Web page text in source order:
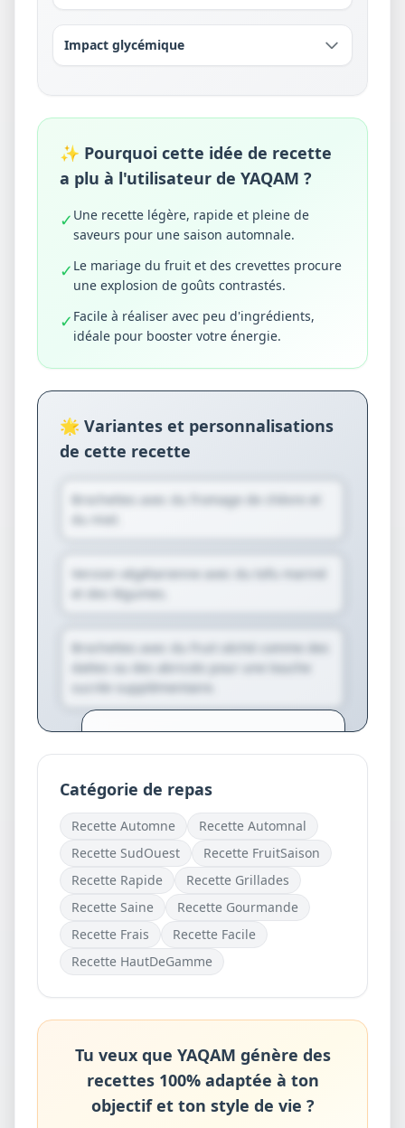
Impact glycémique
✨ Pourquoi cette idée de recette
a plu à l'utilisateur de YAQAM ?
✓ Une recette légère, rapide et pleine de
saveurs pour une saison automnale.
✓ Le mariage du fruit et des crevettes procure
une explosion de goûts contrastés.
✓ Facile à réaliser avec peu d'ingrédients,
idéale pour booster votre énergie.
🌟 Variantes et personnalisations
de cette recette
Brochettes avec du fromage de chèvre et
du miel.
Version végétarienne avec du tofu mariné
et des légumes.
Brochettes avec du fruit séché comme des
dattes ou des abricots pour une touche
sucrée supplémentaire.
Créez votre compte pour générer
des variantes personnalisées et des
Je crée mon compte
gratuitement
Catégorie de repas
Recette Automne Recette Automnal
Recette SudOuest Recette FruitSaison
Recette Rapide Recette Grillades
Recette Saine Recette Gourmande
Recette Frais Recette Facile
Recette HautDeGamme
Tu veux que YAQAM génère des
recettes 100% adaptée à ton
objectif et ton style de vie ?